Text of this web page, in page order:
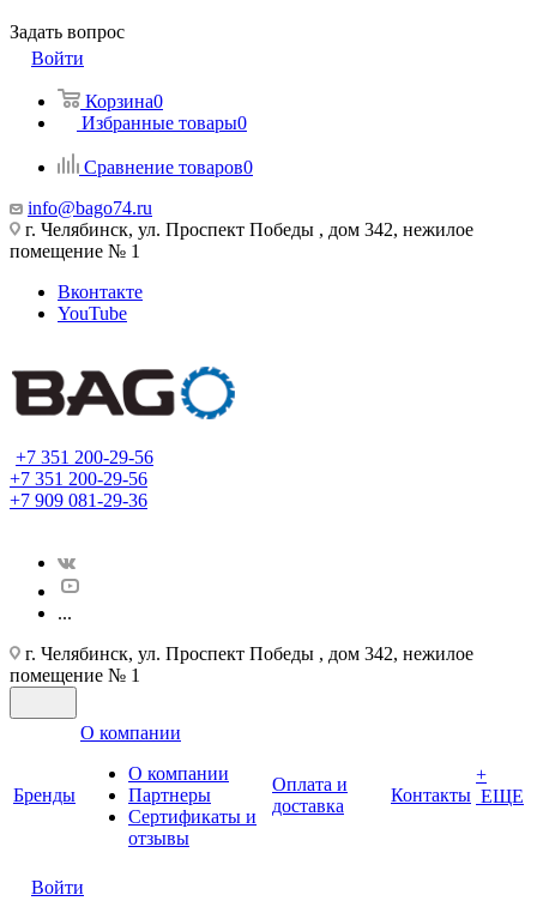
Задать вопрос
Войти
Корзина0
Избранные товары0
Сравнение товаров0
info@bago74.ru
г. Челябинск, ул. Проспект Победы , дом 342, нежилое
помещение № 1
Вконтакте
YouTube
+7 351 200-29-56
+7 351 200-29-56
+7 909 081-29-36
...
г. Челябинск, ул. Проспект Победы , дом 342, нежилое
помещение № 1
Бренды
О компании
О компании
Партнеры
Cертификаты и
отзывы
Оплата и
доставка
Контакты
+
ЕЩЕ
Войти